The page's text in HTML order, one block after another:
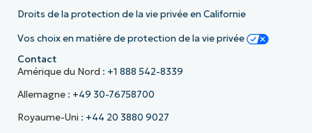
Droits de la protection de la vie privée en Californie
Vos choix en matière de protection de la vie privée
Contact
Amérique du Nord : +1 888 542-8339
Allemagne : +49 30-76758700
Royaume-Uni : +44 20 3880 9027